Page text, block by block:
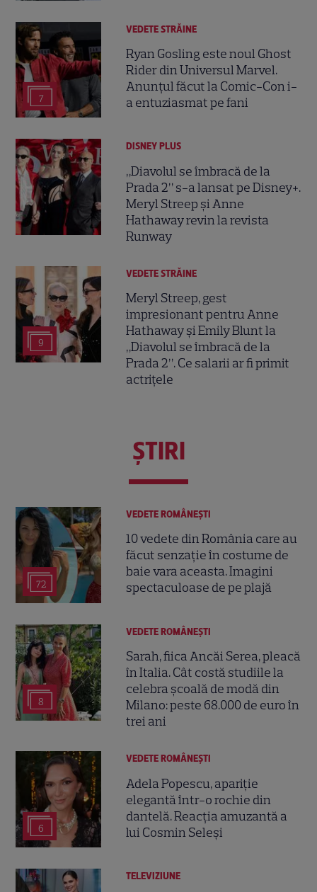
7
VEDETE STRĂINE
Ryan Gosling este noul Ghost
Rider din Universul Marvel.
Anunțul făcut la Comic-Con i-
a entuziasmat pe fani
DISNEY PLUS
„Diavolul se îmbracă de la
Prada 2” s-a lansat pe Disney+.
Meryl Streep și Anne
Hathaway revin la revista
Runway
9
VEDETE STRĂINE
Meryl Streep, gest
impresionant pentru Anne
Hathaway și Emily Blunt la
„Diavolul se îmbracă de la
Prada 2”. Ce salarii ar fi primit
actrițele
ŞTIRI
72
VEDETE ROMÂNEŞTI
10 vedete din România care au
făcut senzație în costume de
baie vara aceasta. Imagini
spectaculoase de pe plajă
8
VEDETE ROMÂNEŞTI
Sarah, fiica Ancăi Serea, pleacă
în Italia. Cât costă studiile la
celebra școală de modă din
Milano: peste 68.000 de euro în
trei ani
6
VEDETE ROMÂNEŞTI
Adela Popescu, apariție
elegantă într-o rochie din
dantelă. Reacția amuzantă a
lui Cosmin Seleși
TELEVIZIUNE